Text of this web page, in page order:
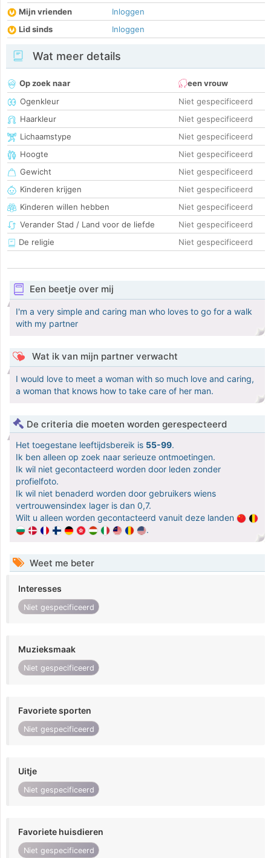
Mijn vrienden
Inloggen
Lid sinds
Inloggen
Wat meer details
Op zoek naar
een vrouw
Ogenkleur
Niet gespecificeerd
Haarkleur
Niet gespecificeerd
Lichaamstype
Niet gespecificeerd
Hoogte
Niet gespecificeerd
Gewicht
Niet gespecificeerd
Kinderen krijgen
Niet gespecificeerd
Kinderen willen hebben
Niet gespecificeerd
Verander Stad / Land voor de liefde
Niet gespecificeerd
De religie
Niet gespecificeerd
Een beetje over mij
I'm a very simple and caring man who loves to go for a walk
with my partner
Wat ik van mijn partner verwacht
I would love to meet a woman with so much love and caring,
a woman that knows how to take care of her man.
De criteria die moeten worden gerespecteerd
Het toegestane leeftijdsbereik is 55-99.
Ik ben alleen op zoek naar serieuze ontmoetingen.
Ik wil niet gecontacteerd worden door leden zonder
profielfoto.
Ik wil niet benaderd worden door gebruikers wiens
vertrouwensindex lager is dan 0,7.
Wilt u alleen worden gecontacteerd vanuit deze landen
.
Weet me beter
Interesses
Niet gespecificeerd
Muzieksmaak
Niet gespecificeerd
Favoriete sporten
Niet gespecificeerd
Uitje
Niet gespecificeerd
Favoriete huisdieren
Niet gespecificeerd